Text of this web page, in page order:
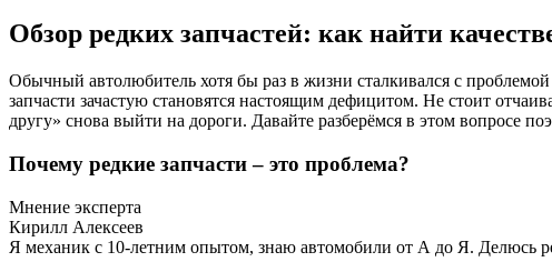
Обзор редких запчастей: как найти
Обычный автолюбитель хотя бы раз в жизни сталкивался с
запчасти зачастую становятся настоящим дефицитом. Не стоит
другу» снова выйти на дороги. Давайте разберёмся в этом вопросе
Почему редкие запчасти – это проблема?
Мнение эксперта
Кирилл Алексеев
Я механик с 10-летним опытом, знаю автомобили от А до Я. Делюсь